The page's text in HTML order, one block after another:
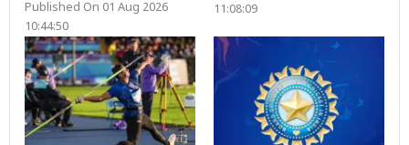
Published On 01 Aug 2026
10:44:50
11:08:09